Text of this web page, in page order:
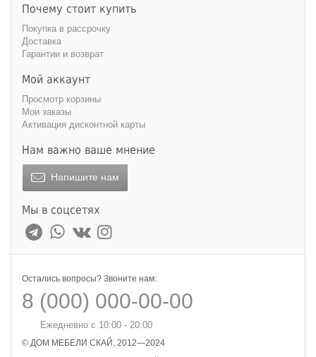
Почему стоит купить
Покупка в рассрочку
Доставка
Гарантии и возврат
Мой аккаунт
Просмотр корзины
Мои заказы
Активация дисконтной карты
Нам важно ваше мнение
Напишите нам
Мы в соцсетях
Остались вопросы? Звоните нам:
8 (000) 000-00-00
Ежедневно с 10:00 - 20:00
© ДОМ МЕБЕЛИ СКАЙ, 2012—2024